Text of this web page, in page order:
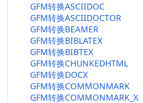
GFM转换ASCIIDOC
GFM转换ASCIIDOCTOR
GFM转换BEAMER
GFM转换BIBLATEX
GFM转换BIBTEX
GFM转换CHUNKEDHTML
GFM转换DOCX
GFM转换COMMONMARK
GFM转换COMMONMARK_X